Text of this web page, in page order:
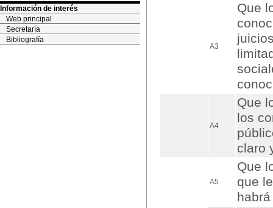
Información de interés
Web principal
Secretaría
Bibliografía
A3
Que
A4
Que
los
claro
A5
Que
que